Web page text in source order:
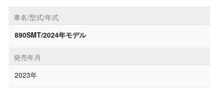
車名/型式/年式
890SMT/2024年モデル
発売年月
2023年